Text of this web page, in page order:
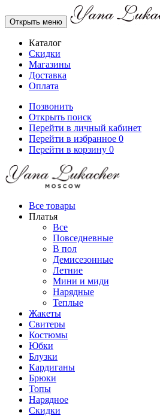
Открыть меню
Каталог
Скидки
Магазины
Доставка
Оплата
Позвонить
Открыть поиск
Перейти в личный кабинет
Перейти в избранное 0
Перейти в корзину 0
Все товары
Платья
Все
Повседневные
В пол
Демисезонные
Летние
Мини и миди
Нарядные
Теплые
Жакеты
Свитеры
Костюмы
Юбки
Блузки
Кардиганы
Брюки
Топы
Нарядное
Скидки